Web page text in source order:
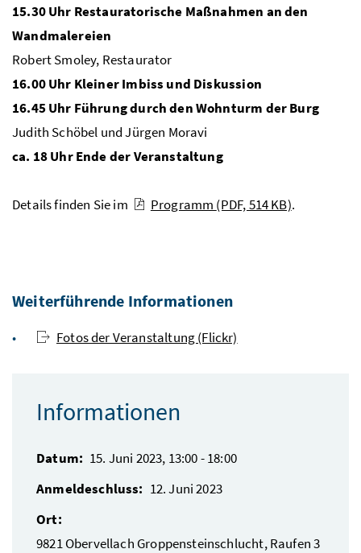
15.30 Uhr Restauratorische Maßnahmen an den
Wandmalereien
Robert Smoley, Restaurator
16.00 Uhr Kleiner Imbiss und Diskussion
16.45 Uhr Führung durch den Wohnturm der Burg
Judith Schöbel und Jürgen Moravi
ca. 18 Uhr Ende der Veranstaltung
Details finden Sie im Programm (PDF, 514 KB).
Weiterführende Informationen
Fotos der Veranstaltung (Flickr)
Informationen
Datum: 15. Juni 2023, 13:00-18:00
Anmeldeschluss: 12. Juni 2023
Ort:
9821 Obervellach Groppensteinschlucht, Raufen 3